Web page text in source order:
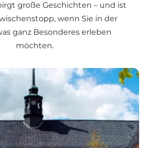
große Geschichten – und ist
wenn Sie in der
ganz Besonderes erleben
möchten.
Teil des UNESCO-Weltkulturerbes